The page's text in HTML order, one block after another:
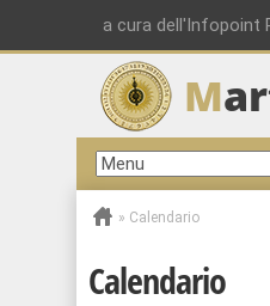
a cura dell'Infopoint
M
» Calendario
Calendario